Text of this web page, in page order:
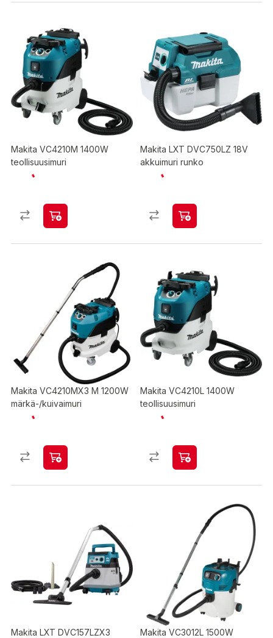
Makita VC4210M 1400W
teollisuusimuri
Makita LXT DVC750LZ 18V
akkuimuri runko
Makita VC4210MX3 M 1200W
märkä-/kuivaimuri
Makita VC4210L 1400W
teollisuusimuri
Makita LXT DVC157LZX3
Makita VC3012L 1500W